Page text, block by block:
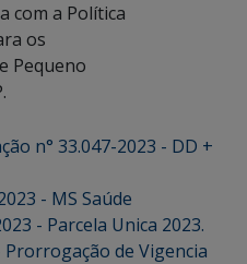
com a Política
os
Pequeno
n° 33.047-2023 - DD +
- MS Saúde
- Parcela Unica 2023.
Prorrogação de Vigencia